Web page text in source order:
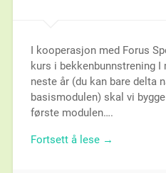
I kooperasjon med Forus
kurs i bekkenbunnstrening
neste år (du kan bare delta
basismodulen) skal vi
første modulen….
Fortsett å lese →